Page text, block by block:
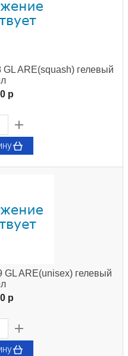
ARE(squash) гелевый
p
GL ARE(unisex) гелевый
p